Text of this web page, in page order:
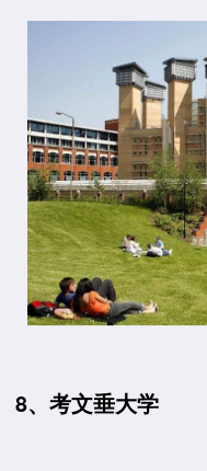
8、考文垂大学